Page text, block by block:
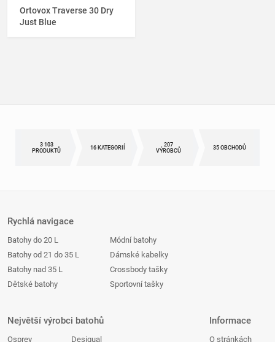
Ortovox Traverse 30 Dry
Just Blue
3 103
PRODUKTŮ
16 KATEGORIÍ
207
VÝROBCŮ
35 OBCHODŮ
Rychlá navigace
Batohy do 20 L
Batohy od 21 do 35 L
Batohy nad 35 L
Dětské batohy
Módní batohy
Dámské kabelky
Crossbody tašky
Sportovní tašky
Největší výrobci batohů
Osprey Desigual
Informace
O stránkách